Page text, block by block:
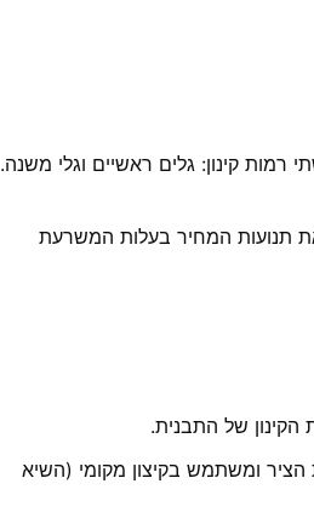
באופן מותנה לשתי רמות קינון: גלים ראשיים וגלי משנה.
תנועות המחיר בעלות המשרעת
הקינון של התבנית.
הציר ומשתמש בקיצון מקומי (השיא